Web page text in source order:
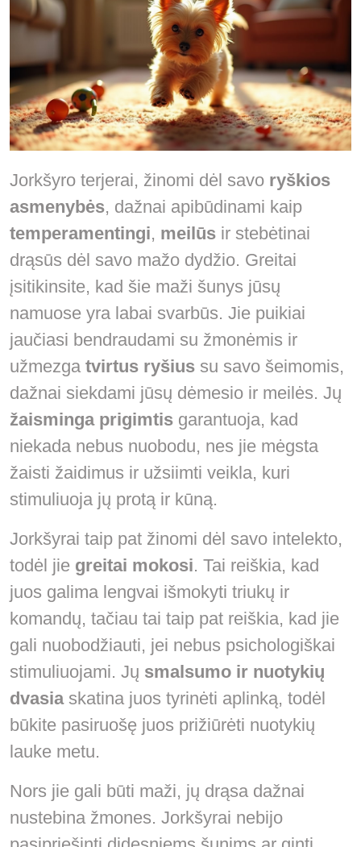
Jorkšyro terjerai, žinomi dėl savo ryškios
asmenybės, dažnai apibūdinami kaip
temperamentingi, meilūs ir stebėtinai
drąsūs dėl savo mažo dydžio. Greitai
įsitikinsite, kad šie maži šunys jūsų
namuose yra labai svarbūs. Jie puikiai
jaučiasi bendraudami su žmonėmis ir
užmezga tvirtus ryšius su savo šeimomis,
dažnai siekdami jūsų dėmesio ir meilės. Jų
žaisminga prigimtis garantuoja, kad
niekada nebus nuobodu, nes jie mėgsta
žaisti žaidimus ir užsiimti veikla, kuri
stimuliuoja jų protą ir kūną.
Jorkšyrai taip pat žinomi dėl savo intelekto,
todėl jie greitai mokosi. Tai reiškia, kad
juos galima lengvai išmokyti triukų ir
komandų, tačiau tai taip pat reiškia, kad jie
gali nuobodžiauti, jei nebus psichologiškai
stimuliuojami. Jų smalsumo ir nuotykių
dvasiaskatina juos tyrinėti aplinką, todėl
būkite pasiruošę juos prižiūrėti nuotykių
lauke metu.
Nors jie gali būti maži, jų drąsa dažnai
nustebina žmones. Jorkšyrai nebijo